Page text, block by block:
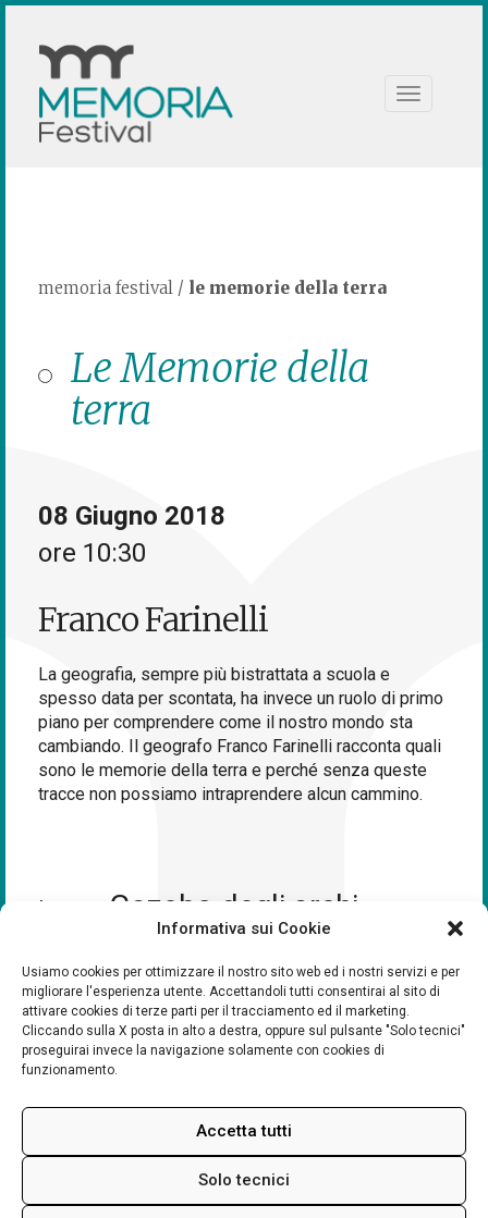
Informativa sui Cookie
Usiamo cookies per ottimizzare il nostro sito web ed i nostri servizi e per
migliorare l'esperienza utente. Accettandoli tutti consentirai al sito di
attivare cookies di terze parti per il tracciamento ed il marketing.
Cliccando sulla X posta in alto a destra, oppure sul pulsante "Solo tecnici"
proseguirai invece la navigazione solamente con cookies di
funzionamento.
Accetta tutti
Solo tecnici
Toggle
memoria festival / le memorie della terra
Le Memorie della
terra
08 Giugno 2018
ore 10:30
Franco Farinelli
La geografia, sempre più bistrattata a scuola e
spesso data per scontata, ha invece un ruolo di primo
piano per comprendere come il nostro mondo sta
cambiando. Il geografo Franco Farinelli racconta quali
sono le memorie della terra e perché senza queste
tracce non possiamo intraprendere alcun cammino.
Luogo: Gazebo degli archi